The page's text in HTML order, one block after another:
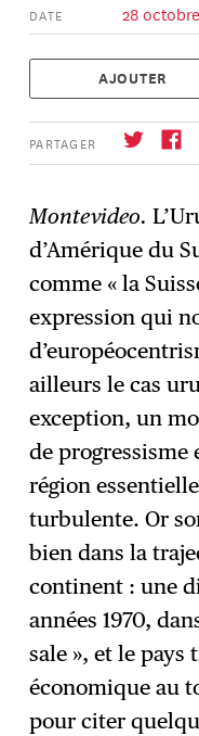
DATE 28
AJOUTER
PARTAGER
→ S'abonner
Montevideo.
d’Amérique du
comme « la
expression qui
ailleurs le cas
exception, un
de progressisme
région
turbulente. Or
bien dans la
continent : une
années 1970,
sale », et le pays
économique au
pour citer